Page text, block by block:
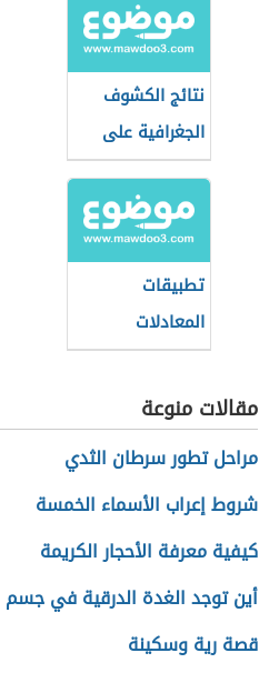
نتائج الكشوف
الجغرافية على
العالم الإسلامي
تطبيقات
المعادلات
التفاضلية في
الهندسة
الكهربائية
مقالات منوعة
مراحل تطور سرطان الثدي
شروط إعراب الأسماء الخمسة
كيفية معرفة الأحجار الكريمة
أين توجد الغدة الدرقية في جسم
قصة رية وسكينة